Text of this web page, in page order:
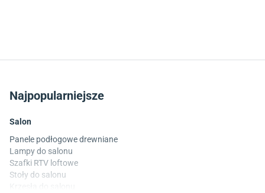
Najpopularniejsze
Salon
Panele podłogowe drewniane
Lampy do salonu
Szafki RTV loftowe
Stoły do salonu